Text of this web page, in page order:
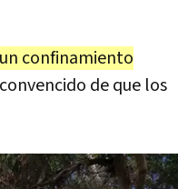
confinamiento
de que los